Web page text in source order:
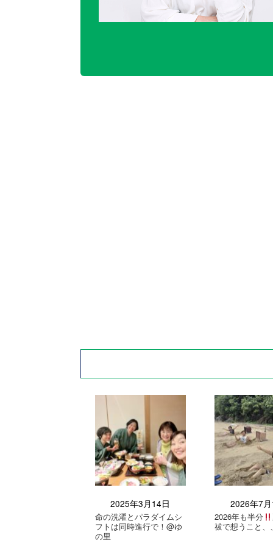
2025年3月14日
命の洗濯とパラダイムシ
フトは同時進行で！@ゆ
の里
2026年7
2026年も半分
祓で想うこと、